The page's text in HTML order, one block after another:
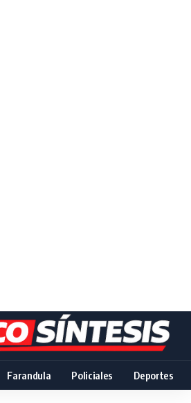
Farandula Policiales Deportes